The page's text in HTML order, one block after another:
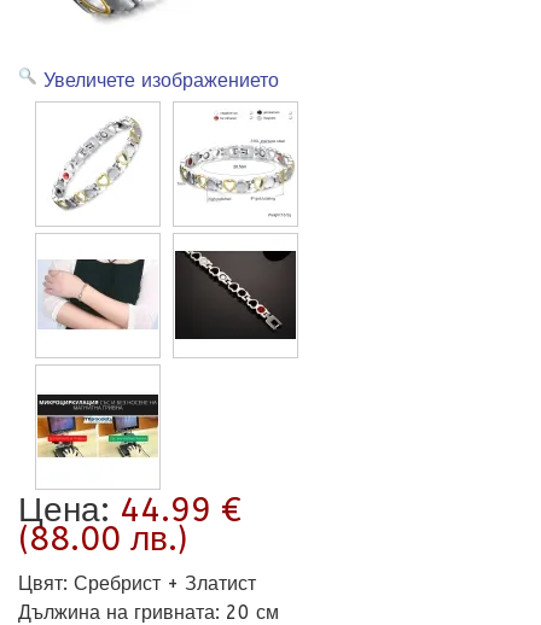
Увеличете изображението
Цена: 44.99 €
(88.00 лв.)
Цвят: Сребрист + Златист
Дължина на гривната: 20 см